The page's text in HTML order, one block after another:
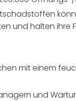
und halten
mit einem
und